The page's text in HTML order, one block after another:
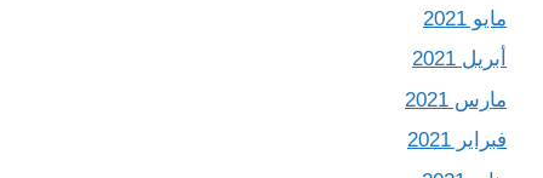
مايو 2021
أبريل 2021
مارس 2021
فبراير 2021